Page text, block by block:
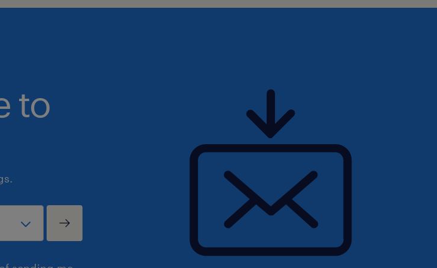
de la rétention et de l'avancement pour tout
En plus de notre profond engagement sur le respect
principes des droits de la personne, nous nous engageons
toute mesure positive pour influer sur les
à mettre en place en vue de garantir la
de tout individu dans le monde du travail et ce,
obstacle, systémique ou autre, en particulier pour les
en quête d'équité généralement sous-représentés
la main-d'œuvre au Canada, y compris les personnes qui
comme femmes ou personnes non-binaires/non
to